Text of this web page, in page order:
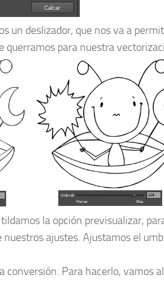
un deslizador, que nos va a
querramos para nuestra
la opción previsualizar,
nuestros ajustes. Ajustamos el
conversión. Para hacerlo, vamos al